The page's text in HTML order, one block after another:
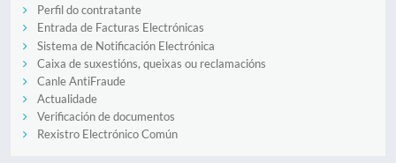
Perfil do contratante
Entrada de Facturas Electrónicas
Sistema de Notificación Electrónica
Caixa de suxestións, queixas ou reclamacións
Canle AntiFraude
Actualidade
Verificación de documentos
Rexistro Electrónico Común